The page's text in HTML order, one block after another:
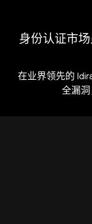
身份认证市
在业界领先的
全漏洞